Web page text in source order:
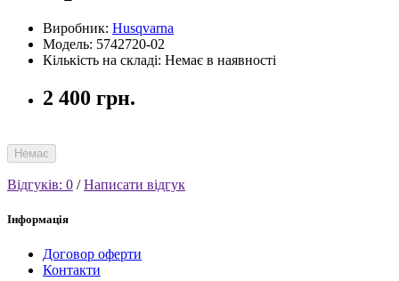
Виробник: Husqvarna
Модель: 5742720-02
Кількість на складі: Немає в наявності
2 400 грн.
Немає
Відгуків: 0 /Написати відгук
Інформація
Договор оферти
Контакти